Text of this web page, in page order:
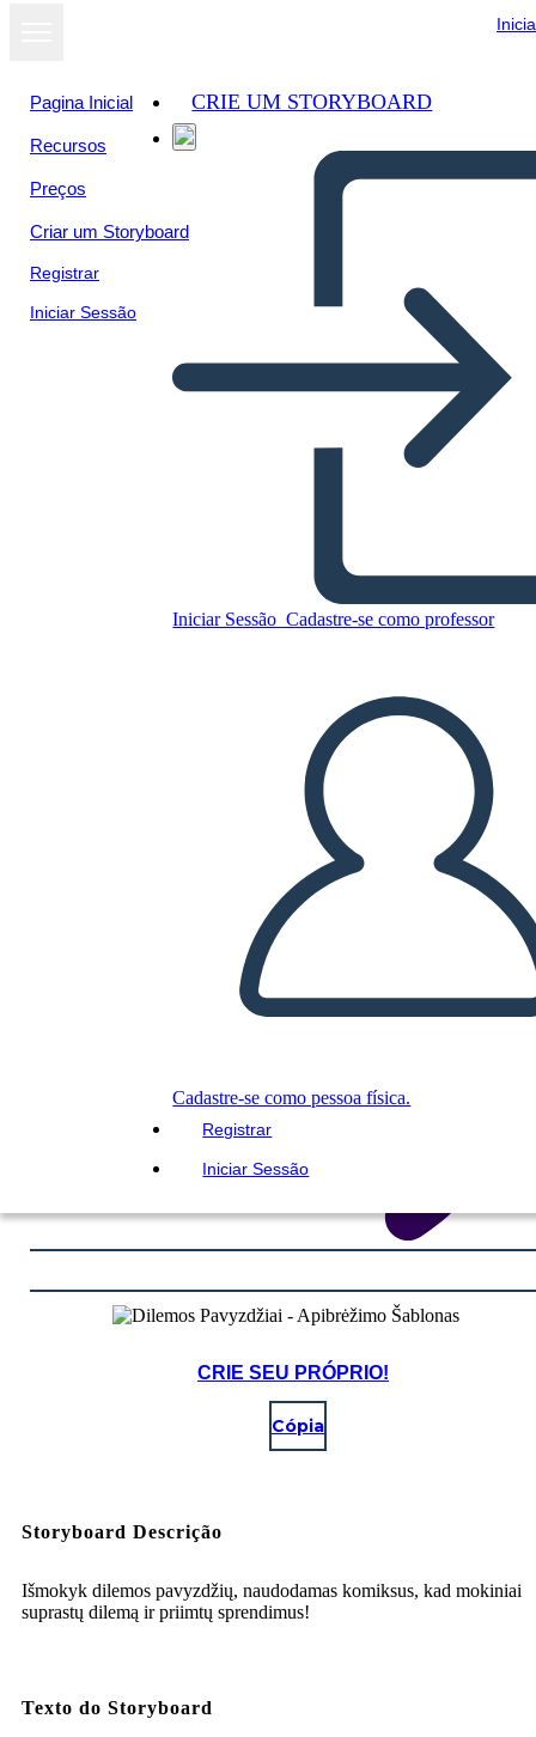
Pagina Inicial
Recursos
Preços
Criar um Storyboard
Registrar
Iniciar Sessão
CRIE UM STORYBOARD
Iniciar Sessão Cadastre-se como professor
Cadastre-se como pessoa física.
Registrar
Iniciar Sessão
Dilemos Pavyzdžiai -
Copie este storyboard
REPRODUZIR APRESENTAÇÃO DE SLIDES
LEIA PRA MIM
CRIE SEU PRÓPRIO!
Cópia
Storyboard Descrição
Išmokyk dilemos pavyzdžių, naudodamas komiksus, kad mokiniai
suprastų dilemą ir priimtų sprendimus!
Texto do Storyboard